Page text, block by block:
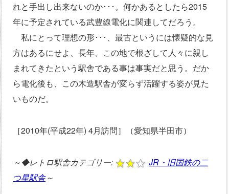
れと手出し出来ないのか･･･。何かあるとしたら2015
年に予定されている武豊線電化に関連してだろう。
私にとって理想の形･･･、最古というには懐疑的な見
方はあるにせよ、長年、この地で根ざして人々に親し
まれてきたという駅舎である事は事実だと思う。だか
ら電化後も、この木造駅舎が変らず活躍する姿が見た
いものだ。
［2010年(平成22年) 4月訪問］（愛知県半田市）
～◆レトロ駅舎カテゴリー:
JR・旧国鉄の二
つ星駅舎～